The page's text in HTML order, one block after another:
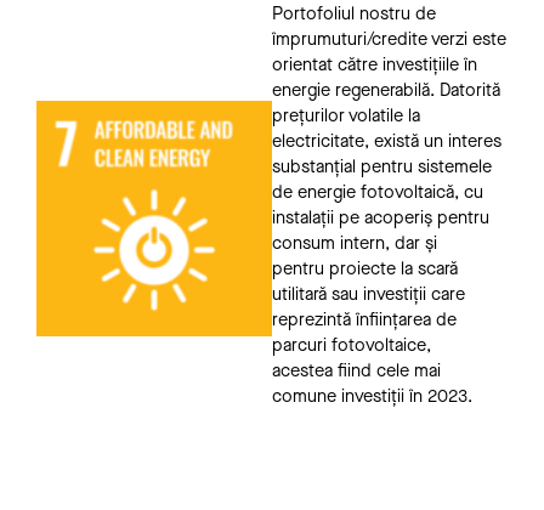
Portofoliul nostru de
împrumuturi/credite verzi este
orientat către investițiile în
energie regenerabilă. Datorită
prețurilor volatile la
electricitate, există un interes
substanțial pentru sistemele
de energie fotovoltaică, cu
instalații pe acoperiș pentru
consum intern, dar și
pentru proiecte la scară
utilitară sau investiții care
reprezintă înființarea de
parcuri fotovoltaice,
acestea fiind cele mai
comune investiții în 2023.